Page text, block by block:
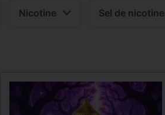
Nicotine Sel de nicotine